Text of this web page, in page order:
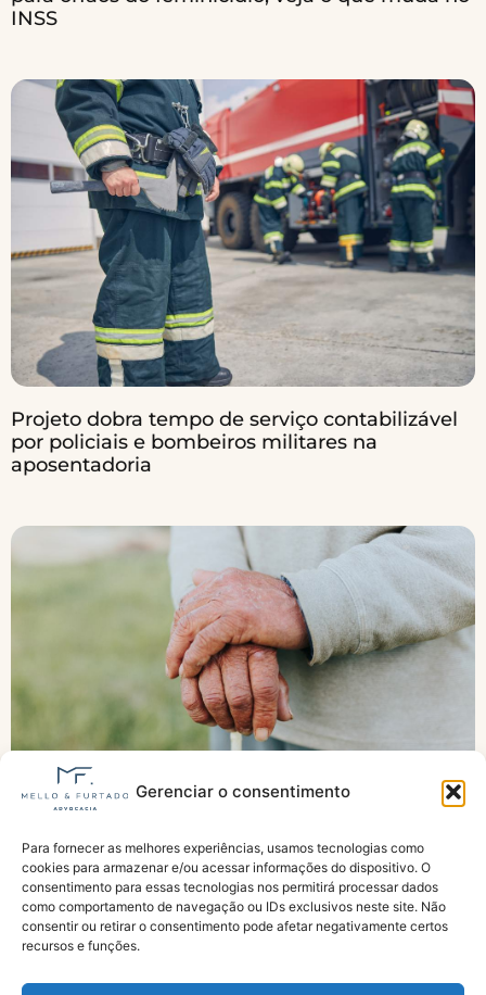
Gerenciar o consentimento
Para fornecer as melhores experiências, usamos tecnologias como
cookies para armazenar e/ou acessar informações do dispositivo. O
consentimento para essas tecnologias nos permitirá processar dados
como comportamento de navegação ou IDs exclusivos neste site. Não
consentir ou retirar o consentimento pode afetar negativamente certos
recursos e funções.
INSS
Projeto dobra tempo de serviço contabilizável
por policiais e bombeiros militares na
aposentadoria
INSS declara idosa morta por engano e Justiça
determina indenização; entenda o caso